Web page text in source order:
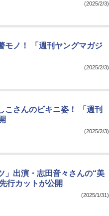
(2025/2/3)
モノ！ 「週刊ヤングマガジ
(2025/2/3)
こさんのビキニ姿！ 「週刊
(2025/2/3)
」出演・志田音々さんの“美
行カットが公開
(2025/1/31)